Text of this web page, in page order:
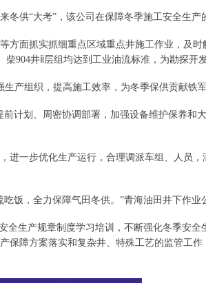
“大考”，该公司在保障冬季施工安全生产
面抓实抓细重点区域重点井施工作业，及时
904井ⅱ层组均达到工业油流标准，为勘探开
组织，提高施工效率，为冬季保供贡献铁军
划、周密协调部署，加强设备维护保养和
一步优化生产运行，合理调派车组、人员，
，全力保障气田冬供。”青海油田井下作业
生产规章制度学习培训，不断强化冬季安全
障方案落实和复杂井、特殊工艺的监管工